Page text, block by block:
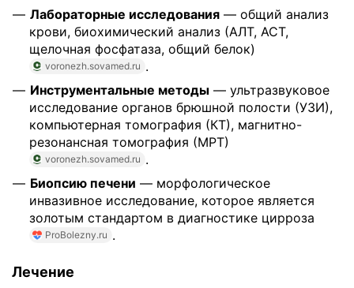
Лабораторные исследования — общий анализ
крови, биохимический анализ (АЛТ, АСТ,
щелочная фосфатаза, общий белок)
voronezh.sovamed.ru .
Инструментальные методы — ультразвуковое
исследование органов брюшной полости (УЗИ),
компьютерная томография (КТ), магнитно-
резонансная томография (МРТ)
voronezh.sovamed.ru .
Биопсию печени — морфологическое
инвазивное исследование, которое является
золотым стандартом в диагностике цирроза
ProBolezny.ru .
Лечение